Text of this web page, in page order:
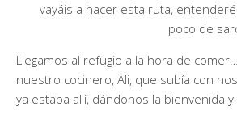
vayáis a hacer esta ruta,
poco de
Llegamos al refugio a la hora de
nuestro cocinero, Ali, que subía con
ya estaba allí, dándonos la bienvenida